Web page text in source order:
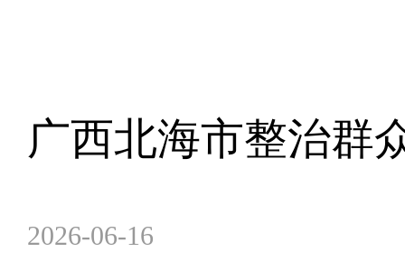
广西北海市整治群
2026-06-16